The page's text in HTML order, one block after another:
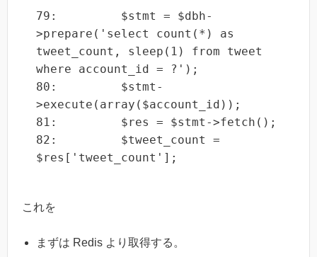
79:         $stmt = $dbh-
>prepare('select count(*) as
tweet_count, sleep(1) from tweet
where account_id = ?');
80:         $stmt-
>execute(array($account_id));
81:         $res = $stmt->fetch();
82:         $tweet_count =
$res['tweet_count'];
これを
まずは Redis より取得する。